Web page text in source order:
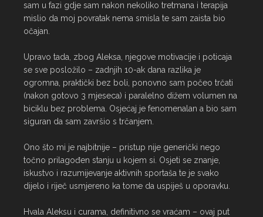
sam u fazi gdje sam nakon nekoliko tretmana i terapija
mislio da moj povratak nema smisla te sam zaista bio
očajan.
Upravo tada, zbog Aleksa, njegove motivacije i poticaja
se sve posložilo – zadnjih 10-ak dana razlika je
ogromna, praktički bez boli, ponovno sam počeo trčati
(nakon gotovo 3 mjeseca) i paralelno dižem volumen na
biciklu bez problema. Osjećaj je fenomenalan a bio sam
siguran da sam završio s trčanjem.
Ono što mi je najbitnije – pristup nije generički nego
točno prilagođen stanju u kojem si. Osjeti se znanje,
iskustvo i razumijevanje aktivnih sportaša te je svako
dijelo i riječ usmjereno ka tome da uspiješ u oporavku.
Hvala Aleksu i curama, definitivno se vraćam – ovaj put